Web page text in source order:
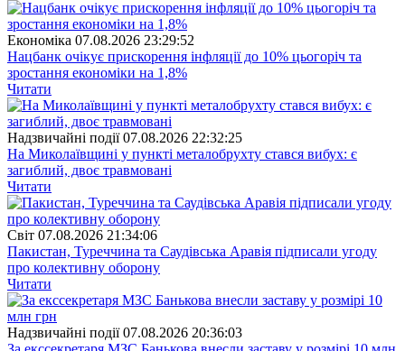
Економіка 07.08.2026 23:29:52
Нацбанк очікує прискорення інфляції до 10% цьогоріч та
зростання економіки на 1,8%
Читати
Надзвичайні події 07.08.2026 22:32:25
На Миколаївщині у пункті металобрухту стався вибух: є
загиблий, двоє травмовані
Читати
Свiт 07.08.2026 21:34:06
Пакистан, Туреччина та Саудівська Аравія підписали угоду
про колективну оборону
Читати
Надзвичайні події 07.08.2026 20:36:03